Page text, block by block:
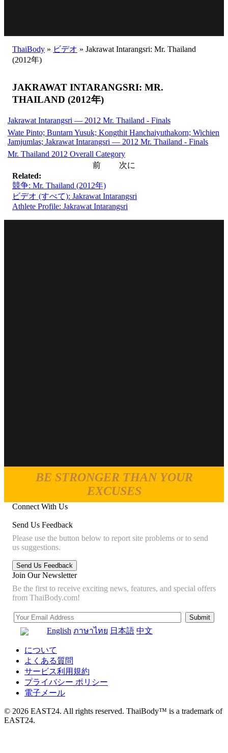
ThaiBody » ビデオ » Jakrawat Intarangsri: Mr. Thailand
(2012年)
JAKRAWAT INTARANGSRI: MR.
THAILAND (2012年)
Jakrawat Intarangsri — 2012 Mr. Thailand - Finals
Wate Pinto; Buntarn Yusuk; Kongthit Hanchaiyuthakorn; Wichien
Jamjumlas; Jakrawat Intarangsri — 2012 Mr. Thailand - Finals
Mr. Thailand 2012 Overall Category
前
次に
Related:
競争: Mr. Thailand (2012年)
ビデオ (すべて): Jakrawat Intarangsri
Athlete Profile: Jakrawat Intarangsri
BE STRONGER THAN YOUR
EXCUSES
Connect With Us
Send Us Feedback
Please use the button below to report site problems or to send
us suggestions.
Join Our Newsletter
Be the first to receive exciting news, features, and special offers
from ThaiBody.com!
English ภาษาไทย 日本語 中文
について
よくある質問
サービス利用規約
プライバシー ポリシー
電子メール
© 2026 EAST24. All rights reserved. ThaiBody™ is a trademark of
EAST24.